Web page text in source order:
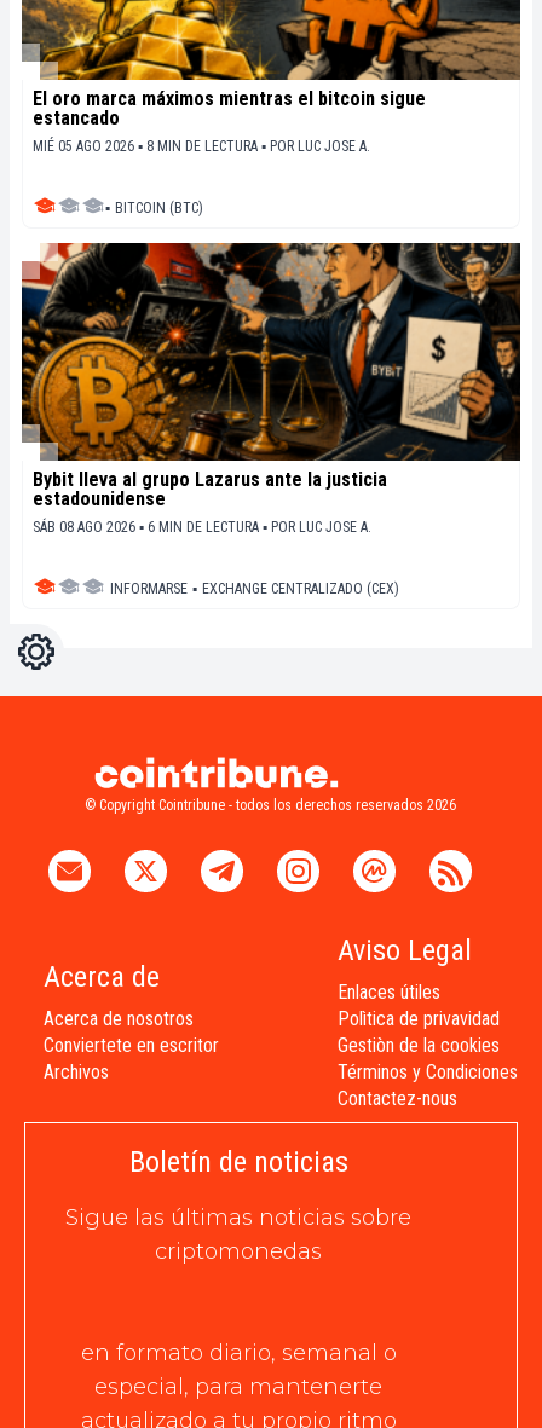
El oro marca máximos mientras el bitcoin sigue
estancado
MIÉ 05 AGO 2026 ▪ 8 MIN DE LECTURA ▪ POR LUC JOSE A.
▪ BITCOIN (BTC)
Bybit lleva al grupo Lazarus ante la justicia
estadounidense
SÁB 08 AGO 2026 ▪ 6 MIN DE LECTURA ▪ POR LUC JOSE A.
INFORMARSE ▪ EXCHANGE CENTRALIZADO (CEX)
Ajustes
© Copyright Cointribune - todos los derechos reservados 2026
Acerca de
Acerca de nosotros
Conviertete en escritor
Archivos
Aviso Legal
Enlaces útiles
Polìtica de privavidad
Gestiòn de la cookies
Términos y Condiciones
Contactez-nous
Boletín de noticias
Sigue las últimas noticias sobre
criptomonedas
en formato diario, semanal o
especial, para mantenerte
actualizado a tu propio ritmo